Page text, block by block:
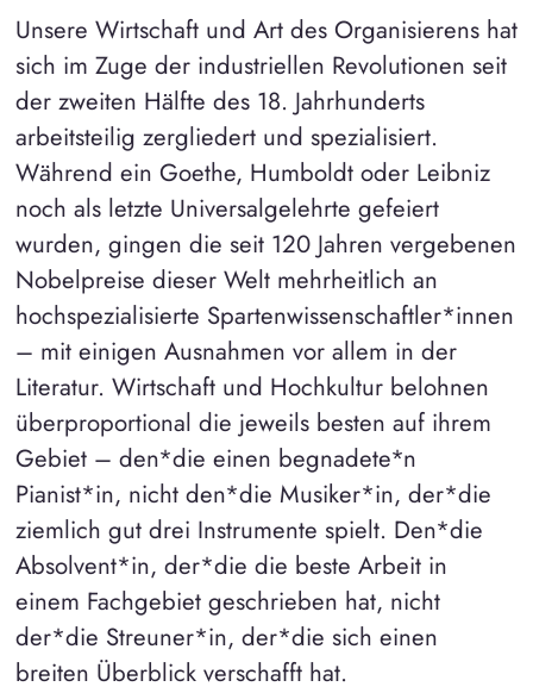
Unsere Wirtschaft und Art des Organisierens hat
sich im Zuge der industriellen Revolutionen seit
der zweiten Hälfte des 18. Jahrhunderts
arbeitsteilig zergliedert und spezialisiert.
Während ein Goethe, Humboldt oder Leibniz
noch als letzte Universalgelehrte gefeiert
wurden, gingen die seit 120 Jahren vergebenen
Nobelpreise dieser Welt mehrheitlich an
hochspezialisierte Spartenwissenschaftler*innen
– mit einigen Ausnahmen vor allem in der
Literatur. Wirtschaft und Hochkultur belohnen
überproportional die jeweils besten auf ihrem
Gebiet – den*die einen begnadete*n
Pianist*in, nicht den*die Musiker*in, der*die
ziemlich gut drei Instrumente spielt. Den*die
Absolvent*in, der*die die beste Arbeit in
einem Fachgebiet geschrieben hat, nicht
der*die Streuner*in, der*die sich einen
breiten Überblick verschafft hat.